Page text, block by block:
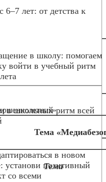
6–7 лет: от детства к
в школу: помогаем
войти в учебный ритм
в школьный ритм всей
в новом
установи позитивный
со всеми
Тема
Тема